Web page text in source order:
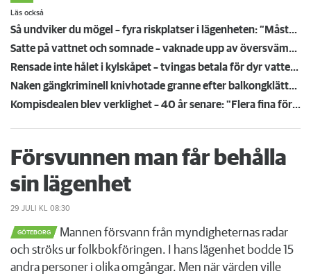
Läs också
Så undviker du mögel – fyra riskplatser i lägenheten: ”Måste städa bort”
Satte på vattnet och somnade – vaknade upp av översvämning hos grannen
Rensade inte hålet i kylskåpet – tvingas betala för dyr vattenskada
Naken gängkriminell knivhotade granne efter balkongklättring
Kompisdealen blev verklighet – 40 år senare: "Flera fina fördelar med att dela bostad"
Försvunnen man får behålla
sin lägenhet
29 JULI KL 08:30
GÖTEBORG
Mannen försvann från myndigheternas radar
och ströks ur folkbokföringen. I hans lägenhet bodde 15
andra personer i olika omgångar. Men när värden ville